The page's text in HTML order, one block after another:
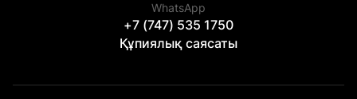
WhatsApp
+7 (747) 535 1750
Құпиялық саясаты